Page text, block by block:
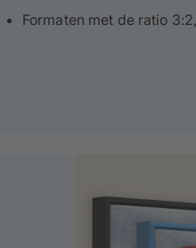
Formaten met de ratio